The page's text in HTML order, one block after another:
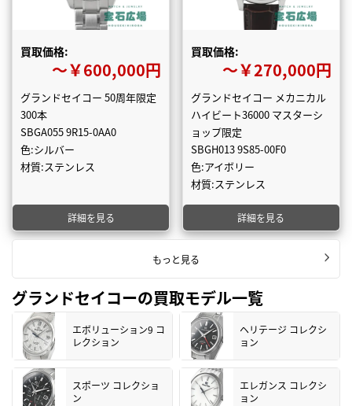
買取価格:
〜￥600,000円
グランドセイコー 50周年限定
300本
SBGA055 9R15-0AA0
色:シルバー
材質:ステンレス
詳細を見る
買取価格:
〜￥270,000円
グランドセイコー メカニカル
ハイビート36000 マスターシ
ョップ限定
SBGH013 9S85-00F0
色:アイボリー
材質:ステンレス
詳細を見る
もっと見る
グランドセイコーの買取モデル一覧
エボリューション9 コ
レクション
ヘリテージ コレクシ
ョン
スポーツ コレクショ
ン
エレガンス コレクシ
ョン